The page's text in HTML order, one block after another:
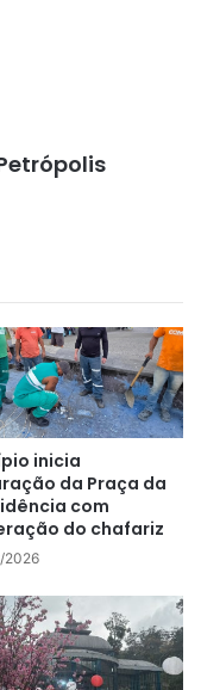
inicia
da Praça da
com
do chafariz
2026